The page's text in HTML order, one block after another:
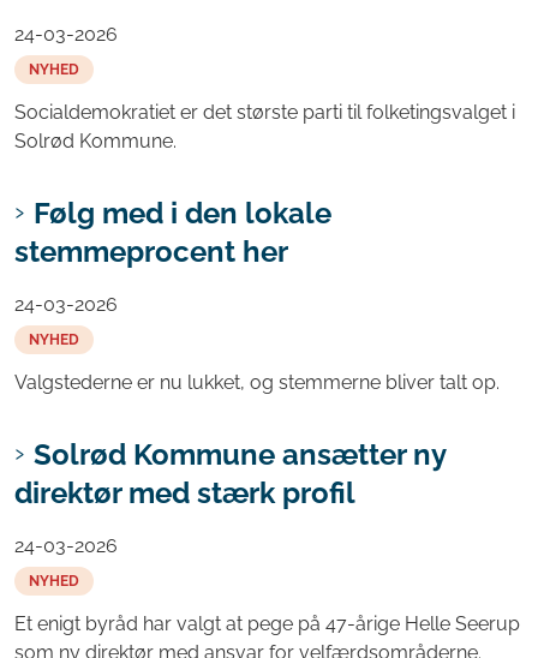
24-03-2026
NYHED
Socialdemokratiet er det største parti til folketingsvalget i
Solrød Kommune.
Følg med i den lokale
stemmeprocent her
24-03-2026
NYHED
Valgstederne er nu lukket, og stemmerne bliver talt op.
Solrød Kommune ansætter ny
direktør med stærk profil
24-03-2026
NYHED
Et enigt byråd har valgt at pege på 47-årige Helle Seerup
som ny direktør med ansvar for velfærdsområderne.